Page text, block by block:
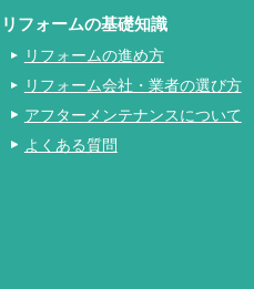
リフォームの基礎知識
リフォームの進め方
リフォーム会社・業者の選び方
アフターメンテナンスについて
よくある質問